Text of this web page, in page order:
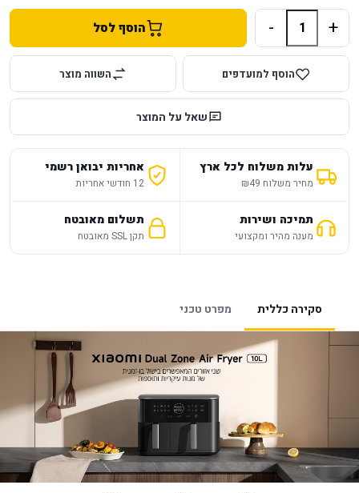
+
- הוסף לסל
הוסף למועדפים השווה מוצר
שאל על המוצר
עלות משלוח לכל ארץ
מחיר משלוח ₪49
אחריות יבואן רשמי
12 חודשי אחריות
תמיכה ושירות
מענה מהיר ומקצועי
תשלום מאובטח
תקן SSL מאובטח
סקירה כללית מפרט טכני